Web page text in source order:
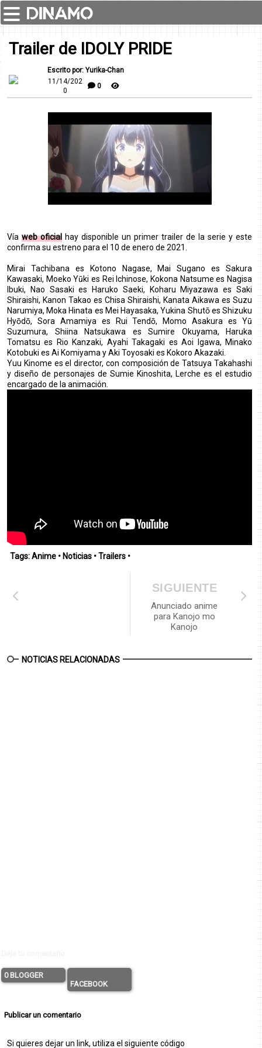
Trailer de IDOLY PRIDE
Escrito por: Yurika-Chan
11/14/202
0
0
Víaweb oficial hay disponible un primer trailer de la serie y este
confirma su estreno para el 10 de enero de 2021.
Mirai Tachibana es Kotono Nagase, Mai Sugano es Sakura
Kawasaki, Moeko Yūki es Rei Ichinose, Kokona Natsume es Nagisa
Ibuki, Nao Sasaki es Haruko Saeki, Koharu Miyazawa es Saki
Shiraishi, Kanon Takao es Chisa Shiraishi, Kanata Aikawa es Suzu
Narumiya, Moka Hinata es Mei Hayasaka, Yukina Shutō es Shizuku
Hyōdō, Sora Amamiya es Rui Tendō, Momo Asakura es Yū
Suzumura, Shiina Natsukawa es Sumire Okuyama, Haruka
Tomatsu es Rio Kanzaki, Ayahi Takagaki es Aoi Igawa, Minako
Kotobuki es Ai Komiyama y Aki Toyosaki es Kokoro Akazaki.
Yuu Kinome es el director, con composición de Tatsuya Takahashi
y diseño de personajes de Sumie Kinoshita, Lerche es el estudio
encargado de la animación.
Tags:Anime • Noticias •Trailers •
SIGUIENTE
Anunciado anime
para Kanojo mo
Kanojo
NOTICIAS RELACIONADAS
0 BLOGGER
FACEBOOK
Publicar un comentario
Si quieres dejar un link, utiliza el siguiente código